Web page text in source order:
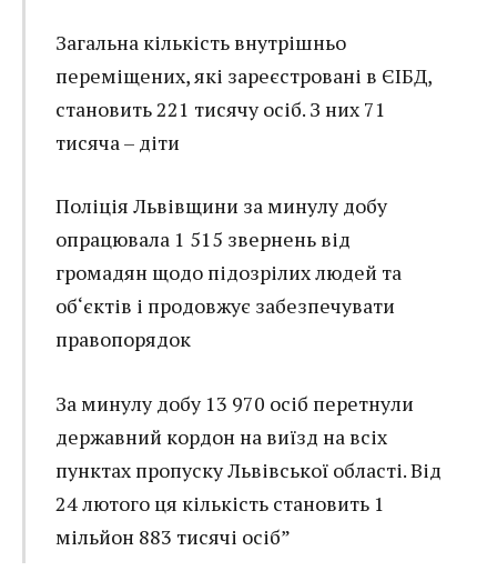
Загальна кількість внутрішньо
переміщених, які зареєстровані в ЄІБД,
становить 221 тисячу осіб. З них 71
тисяча – діти
Поліція Львівщини за минулу добу
опрацювала 1 515 звернень від
громадян щодо підозрілих людей та
об‘єктів і продовжує забезпечувати
правопорядок
За минулу добу 13 970 осіб перетнули
державний кордон на виїзд на всіх
пунктах пропуску Львівської області. Від
24 лютого ця кількість становить 1
мільйон 883 тисячі осіб”